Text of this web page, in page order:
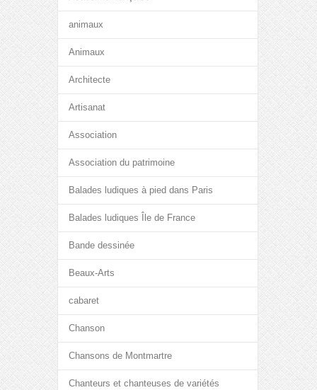
animaux
Animaux
Architecte
Artisanat
Association
Association du patrimoine
Balades ludiques à pied dans Paris
Balades ludiques Île de France
Bande dessinée
Beaux-Arts
cabaret
Chanson
Chansons de Montmartre
Chanteurs et chanteuses de variétés